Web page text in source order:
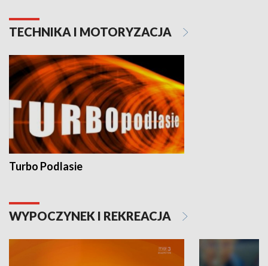
TECHNIKA I MOTORYZACJA
Turbo Podlasie
WYPOCZYNEK I REKREACJA